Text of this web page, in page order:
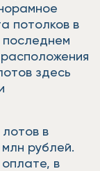
потолков в
последнем
здесь
в
рублей.
в